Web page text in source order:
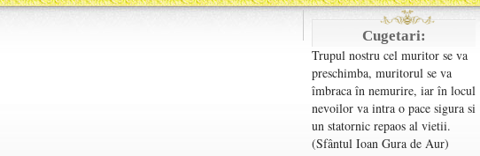
Cugetari:
Trupul nostru cel muritor se va
preschimba, muritorul se va
îmbraca în nemurire, iar în locul
nevoilor va intra o pace sigura si
un statornic repaos al vietii.
(Sfântul Ioan Gura de Aur)